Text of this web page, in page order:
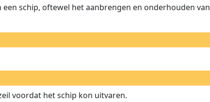
schip, oftewel het aanbrengen en onderhouden van
voordat het schip kon uitvaren.